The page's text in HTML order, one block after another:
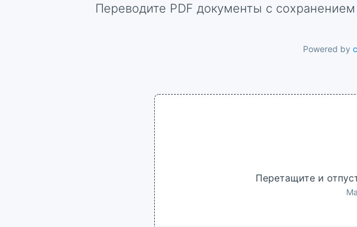
Переводите PDF документы с сохранением структуры файла с помощью бесплатного приложения для
Powered by
Перетащите и